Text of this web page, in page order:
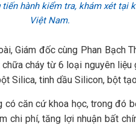
hành kiểm tra, khám xét tại
Việt Nam.
Giám đốc cùng Phan Bạch
cháy từ 6 loại nguyên
Silica, tinh dầu Silicon, bột
căn cứ khoa học, trong đó
chi phí, tăng lợi nhuận bất